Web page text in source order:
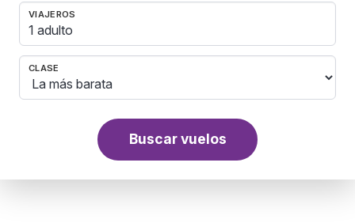
VIAJEROS
1 adulto
CLASE
Buscar vuelos